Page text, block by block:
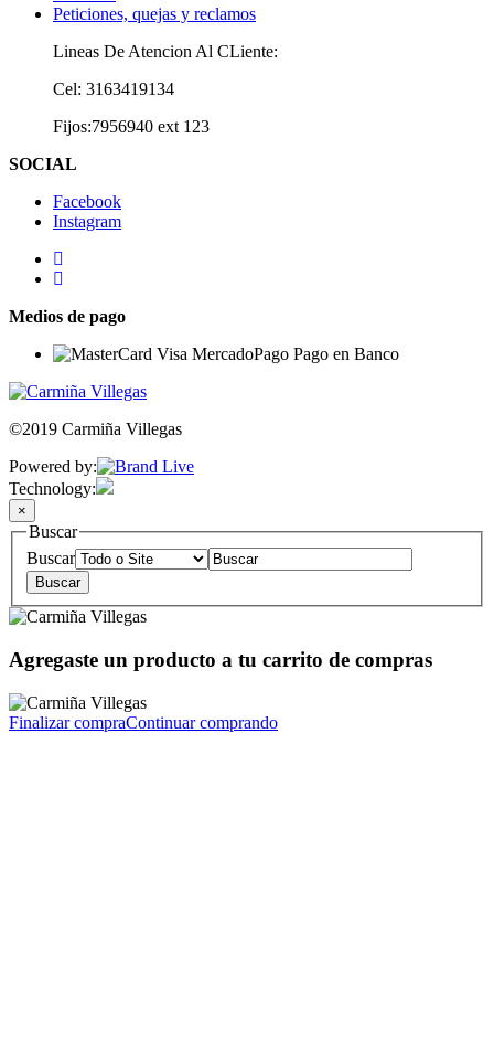
Peticiones, quejas y reclamos
Lineas De Atencion Al CLiente:
Cel: 3163419134
Fijos:7956940 ext 123
SOCIAL
Facebook
Instagram
Medios de pago
©2019 Carmiña Villegas
Powered by:
Technology:
×
Buscar
Buscar
Agregaste un producto a tu carrito de compras
Finalizar compraContinuar comprando